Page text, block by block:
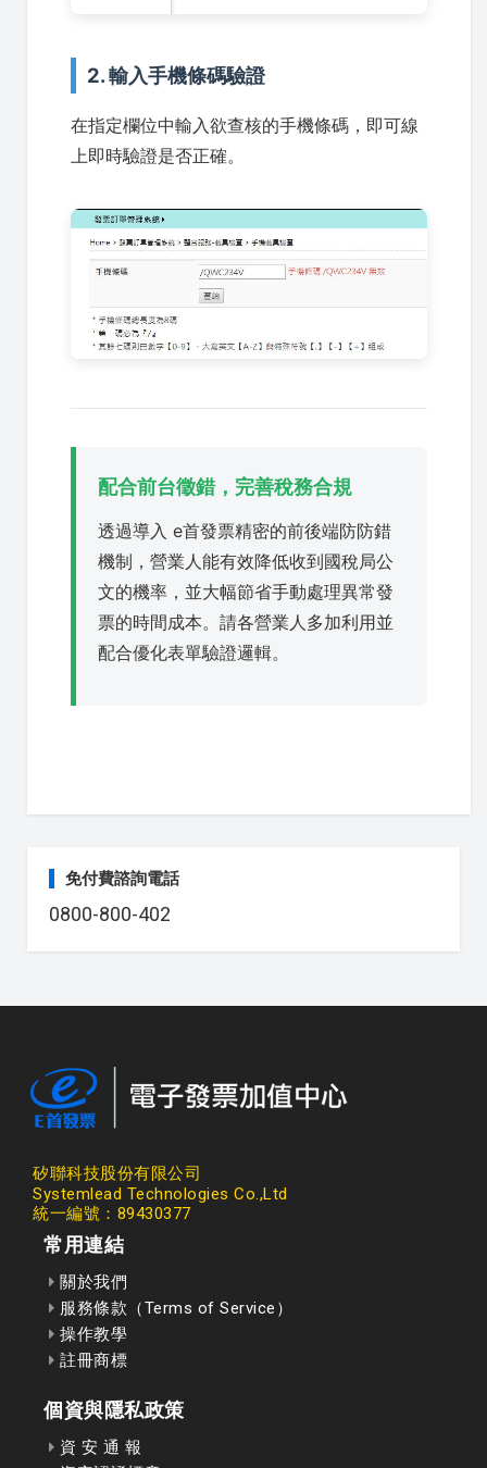
2. 輸入手機條碼驗證
在指定欄位中輸入欲查核的手機條碼，即可線
上即時驗證是否正確。
配合前台徵錯，完善稅務合規
透過導入 e首發票精密的前後端防防錯
機制，營業人能有效降低收到國稅局公
文的機率，並大幅節省手動處理異常發
票的時間成本。請各營業人多加利用並
配合優化表單驗證邏輯。
免付費諮詢電話
0800-800-402
矽聯科技股份有限公司
Systemlead Technologies Co.,Ltd
統一編號：89430377
常用連結
關於我們
服務條款（Terms of Service）
操作教學
註冊商標
個資與隱私政策
資 安 通 報